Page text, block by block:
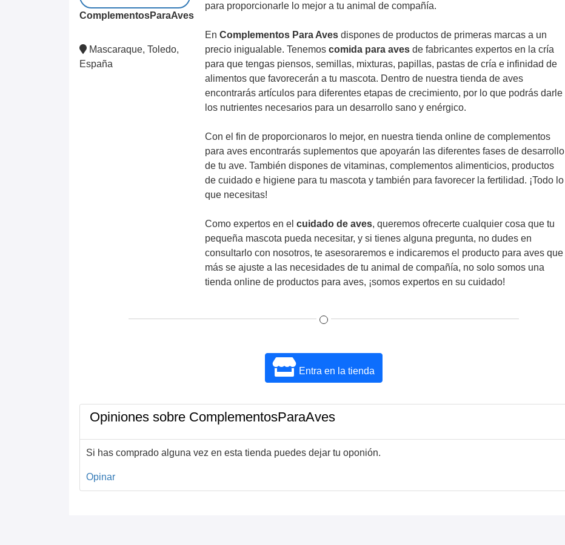
ComplementosParaAves
Mascaraque, Toledo,
España
para proporcionarle lo mejor a tu animal de compañía.
EnComplementos Para Aves dispones de productos de primeras marcas a un
precio inigualable. Tenemoscomida para aves de fabricantes expertos en la cría
para que tengas piensos, semillas, mixturas, papillas, pastas de cría e infinidad de
alimentos que favorecerán a tu mascota. Dentro de nuestra tienda de aves
encontrarás artículos para diferentes etapas de crecimiento, por lo que podrás darle
los nutrientes necesarios para un desarrollo sano y enérgico.
Con el fin de proporcionaros lo mejor, en nuestra tienda online de complementos
para aves encontrarás suplementos que apoyarán las diferentes fases de desarrollo
de tu ave. También dispones de vitaminas, complementos alimenticios, productos
de cuidado e higiene para tu mascota y también para favorecer la fertilidad. ¡Todo lo
que necesitas!
Como expertos en elcuidado de aves, queremos ofrecerte cualquier cosa que tu
pequeña mascota pueda necesitar, y si tienes alguna pregunta, no dudes en
consultarlo con nosotros, te asesoraremos e indicaremos el producto para aves que
más se ajuste a las necesidades de tu animal de compañía, no solo somos una
tienda online de productos para aves, ¡somos expertos en su cuidado!
Entra en la tienda
Opiniones sobre ComplementosParaAves
Si has comprado alguna vez en esta tienda puedes dejar tu oponión.
Opinar